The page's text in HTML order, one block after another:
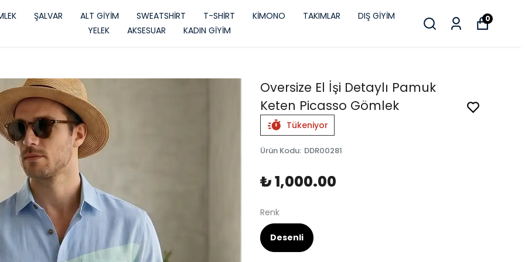
ŞALVAR ALT GİYİM SWEATSHİRT T-SHİRT KİMONO TAKIMLAR
DIŞ GİYİM
YELEK
AKSESUAR KADIN GİYİM
0
Oversize El İşi Detaylı Pamuk
Keten Picasso Gömlek
Tükeniyor
Ürün Kodu: DDR00281
₺ 1,000.00
Renk
Desenli